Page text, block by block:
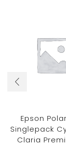
Epson
Singlepack
Claria